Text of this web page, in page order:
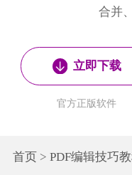
合并
立即下载
官方正版软件
首页> PDF编辑技巧